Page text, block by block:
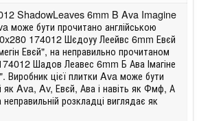
ShadowLeaves 6mm B Ava Imagine
може бути прочитано англійською
174012 Шєдоуу Леейвс 6mm Евєй
Евєй", на неправильно прочитаном
Шадов Леавес 6mm Б Ава Імагіне
Виробник цієї плитки Ava може бути
як Ava, Av, Евєй, Ава і навіть як Фмф, А
розкладці виглядає як